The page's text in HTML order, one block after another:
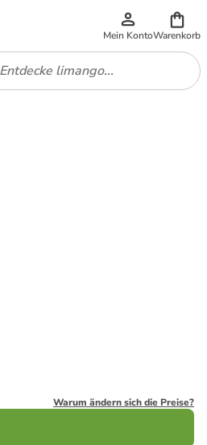
Mein KontoWarenkorb
Warum ändern sich die Preise?